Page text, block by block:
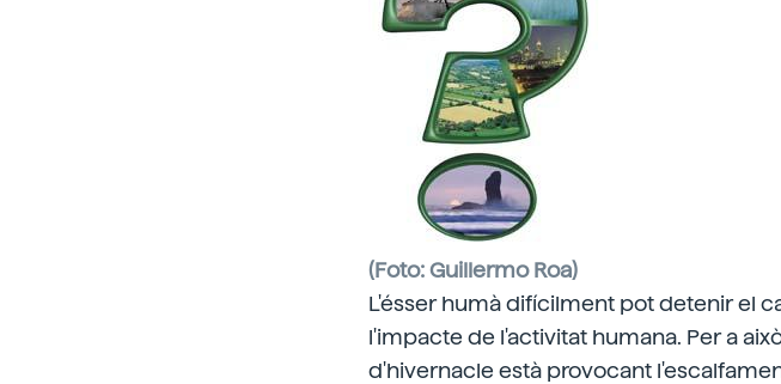
(Foto: Guillermo Roa)
L'ésser humà difícilment pot detenir el
l'impacte de l'activitat humana. Per a
d'hivernacle està provocant